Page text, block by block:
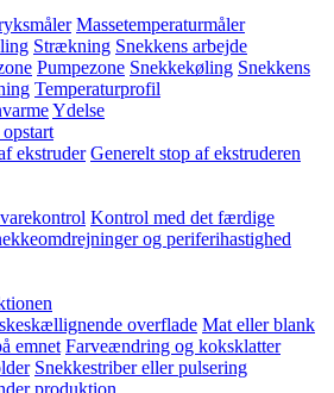
Massetemperaturmåler
Strækning Snekkens arbejde
Pumpezone Snekkekøling Snekkens
Temperaturprofil
Ydelse
ekstruder Generelt stop af ekstruderen
Kontrol med det færdige
og periferihastighed
overflade Mat eller blank
emnet Farveændring og koksklatter
Snekkestriber eller pulsering
produktion